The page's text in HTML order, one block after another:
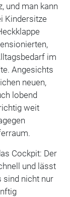
und man kann
Kindersitze
im
Angesichts
neuen,
lobend
weit
Cockpit: Der
und lässt
sind nicht nur